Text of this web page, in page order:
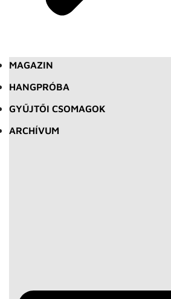
MAGAZIN
HANGPRÓBA
GYŰJTŐI CSOMAGOK
ARCHÍVUM